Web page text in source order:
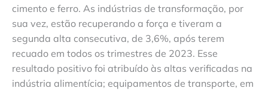
cimento e ferro. As indústrias de transformação, por
sua vez, estão recuperando a força e tiveram a
segunda alta consecutiva, de 3,6%, após terem
recuado em todos os trimestres de 2023. Esse
resultado positivo foi atribuído às altas verificadas na
indústria alimentícia; equipamentos de transporte, em